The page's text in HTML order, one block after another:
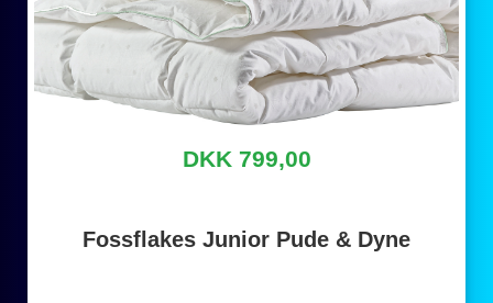
DKK 799,00
Fossflakes Junior Pude & Dyne